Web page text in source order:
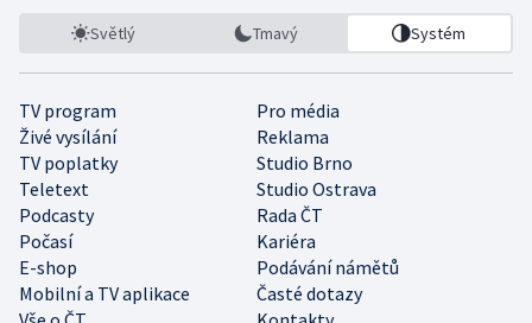
Světlý Tmavý Systém
TV program
Pro média
Živé vysílání
Reklama
TV poplatky
Studio Brno
Teletext
Studio Ostrava
Podcasty
Rada ČT
Počasí
Kariéra
E-shop
Podávání námětů
Mobilní a TV aplikace
Časté dotazy